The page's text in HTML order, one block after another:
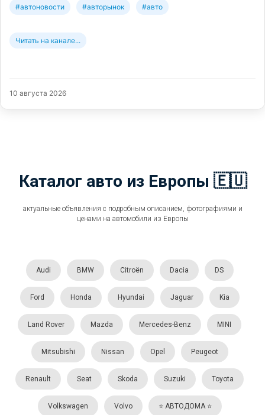
#автоновости #авторынок #авто
Читать на канале...
10 августа 2026
Каталог авто из Европы 🇪🇺
актуальные объявления с подробным описанием, фотографиями и
ценами на автомобили из Европы
Audi BMW Citroën Dacia DS
Ford Honda Hyundai Jaguar Kia
Land Rover Mazda Mercedes-Benz MINI
Mitsubishi Nissan Opel Peugeot
Renault Seat Skoda Suzuki Toyota
Volkswagen Volvo ⭐️ АВТОДОМА ⭐️